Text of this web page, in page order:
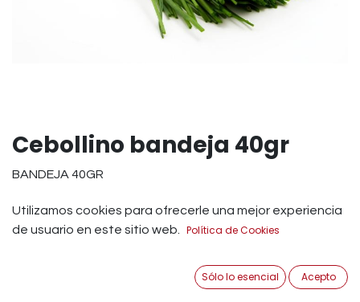
Cebollino bandeja 40gr
BANDEJA 40GR
LAVAR ANTES DE CONSURMIR
Utilizamos cookies para ofrecerle una mejor experiencia
de usuario en este sitio web. Política de Cookies
Sólo lo esencial Acepto